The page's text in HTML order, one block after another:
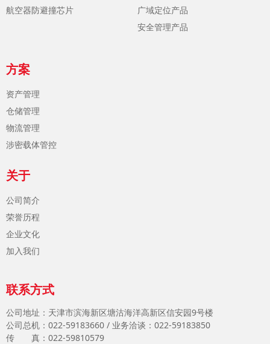
联系方式
公司地址：天津市滨海新区塘沽海洋高新区信安园9号楼
公司总机：022-59183660 / 业务洽谈：022-59183850
传 真：022-59810579
航空器防避撞芯片
广域定位产品
安全管理产品
方案
资产管理
仓储管理
物流管理
涉密载体管控
关于
公司简介
荣誉历程
企业文化
加入我们